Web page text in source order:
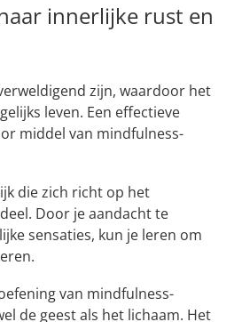
innerlijke rust en
zijn, waardoor het
leven. Een effectieve
middel van mindfulness-
die zich richt op het
Door je aandacht te
sensaties, kun je leren om
van mindfulness-
de geest als het lichaam. Het